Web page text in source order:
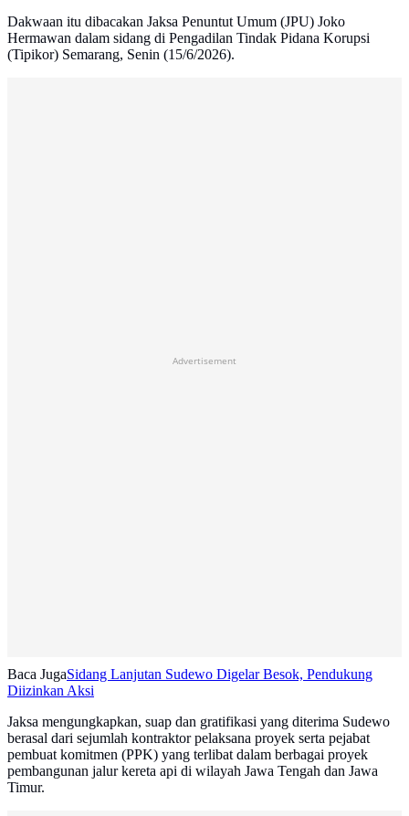
Dakwaan itu dibacakan Jaksa Penuntut Umum (JPU) Joko
Hermawan dalam sidang di Pengadilan Tindak Pidana Korupsi
(Tipikor) Semarang, Senin (15/6/2026).
Advertisement
Baca JugaSidang Lanjutan Sudewo Digelar Besok, Pendukung
Diizinkan Aksi
Jaksa mengungkapkan, suap dan gratifikasi yang diterima Sudewo
berasal dari sejumlah kontraktor pelaksana proyek serta pejabat
pembuat komitmen (PPK) yang terlibat dalam berbagai proyek
pembangunan jalur kereta api di wilayah Jawa Tengah dan Jawa
Timur.